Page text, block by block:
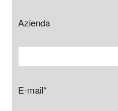
Azienda
E-mail*